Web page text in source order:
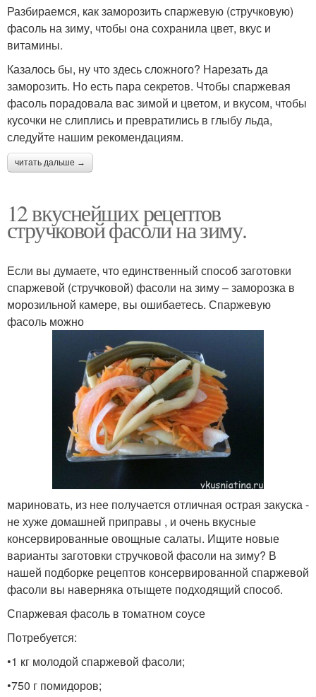
Разбираемся, как заморозить спаржевую (стручковую)
фасоль на зиму, чтобы она сохранила цвет, вкус и
витамины.
Казалось бы, ну что здесь сложного? Нарезать да
заморозить. Но есть пара секретов. Чтобы спаржевая
фасоль порадовала вас зимой и цветом, и вкусом, чтобы
кусочки не слиплись и превратились в глыбу льда,
следуйте нашим рекомендациям.
читать дальше →
12 вкуснейших рецептов
стручковой фасоли на зиму.
Если вы думаете, что единственный способ заготовки
спаржевой (стручковой) фасоли на зиму – заморозка в
морозильной камере, вы ошибаетесь. Спаржевую
фасоль можно
мариновать, из нее получается отличная острая закуска -
не хуже домашней приправы , и очень вкусные
консервированные овощные салаты. Ищите новые
варианты заготовки стручковой фасоли на зиму? В
нашей подборке рецептов консервированной спаржевой
фасоли вы наверняка отыщете подходящий способ.
Спаржевая фасоль в томатном соусе
Потребуется:
•1 кг молодой спаржевой фасоли;
•750 г помидоров;